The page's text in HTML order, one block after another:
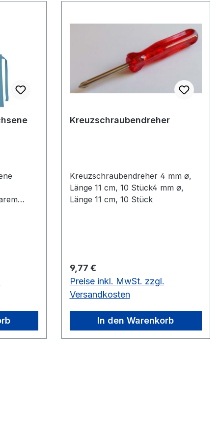
Lehrwerkstätten und alle
Workshops rund ums Thema
Solartechnik. Die maximale
Leistung erreicht dieses
Solarmodul bei direkter
Sonneneinstrahlung. Datenblatt-
SM330_Solarmodul30 x 60 cm -
Kreuzschraubendreher
Kreuzschraubendreher 4 mm ø,
Länge 11 cm, 10 Stück4 mm ø,
Länge 11 cm, 10 Stück
Regulärer Preis:
9,77 €
Preise inkl. MwSt. zzgl.
Versandkosten
In den Warenkorb